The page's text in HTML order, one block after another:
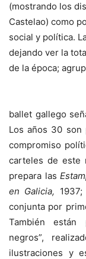
(mostrando los
Castelao) como
social y política.
dejando ver la
de la época;
ballet gallego
Los años 30 son
compromiso
carteles de este
prepara las
en Galicia,
conjunta por
También están
negros”,
ilustraciones y